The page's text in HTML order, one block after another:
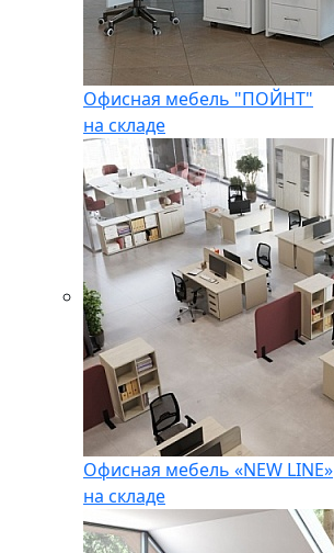
Офисная мебель "ПОЙНТ"
на складе
Офисная мебель «NEW LINE»
на складе